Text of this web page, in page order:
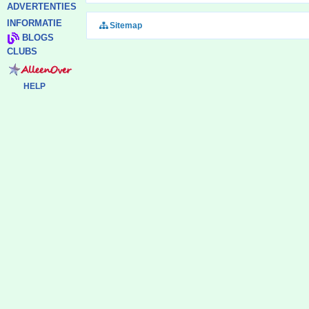
ADVERTENTIES
INFORMATIE
BLOGS
CLUBS
HELP
Sitemap